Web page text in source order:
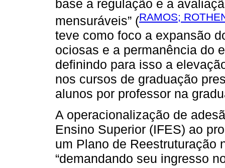
base a regulação e a
mensuráveis” (RAMOS;
teve como foco a expansão
ociosas e a permanência do
definindo para isso a
nos cursos de graduação
alunos por professor na
A operacionalização de
Ensino Superior (IFES) ao
um Plano de Reestruturação
“demandando seu ingresso